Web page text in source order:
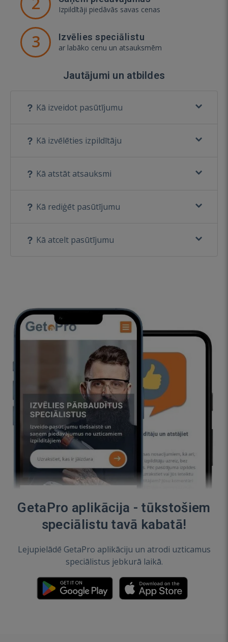
Izpildītāji piedāvās savas cenas
3 Izvēlies speciālistu
ar labāko cenu un atsauksmēm
Jautājumi un atbildes
Kā izveidot pasūtījumu
Kā izvēlēties izpildītāju
Kā atstāt atsauksmi
Kā rediģēt pasūtījumu
Kā atcelt pasūtījumu
GetaPro aplikācija - tūkstošiem
speciālistu tavā kabatā!
Lejupielādē GetaPro aplikāciju un atrodi uzticamus
speciālistus jebkurā laikā.